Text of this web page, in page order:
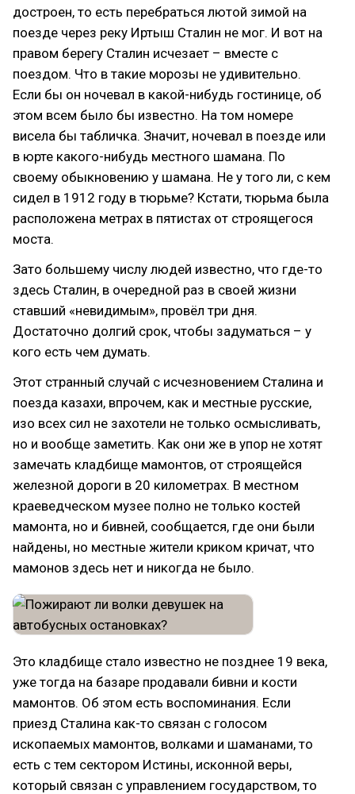
достроен, то есть перебраться лютой зимой на
поезде через реку Иртыш Сталин не мог. И вот на
правом берегу Сталин исчезает – вместе с
поездом. Что в такие морозы не удивительно.
Если бы он ночевал в какой-нибудь гостинице, об
этом всем было бы известно. На том номере
висела бы табличка. Значит, ночевал в поезде или
в юрте какого-нибудь местного шамана. По
своему обыкновению у шамана. Не у того ли, с кем
сидел в 1912 году в тюрьме? Кстати, тюрьма была
расположена метрах в пятистах от строящегося
моста.
Зато большему числу людей известно, что где-то
здесь Сталин, в очередной раз в своей жизни
ставший «невидимым», провёл три дня.
Достаточно долгий срок, чтобы задуматься – у
кого есть чем думать.
Этот странный случай с исчезновением Сталина и
поезда казахи, впрочем, как и местные русские,
изо всех сил не захотели не только осмысливать,
но и вообще заметить. Как они же в упор не хотят
замечать кладбище мамонтов, от строящейся
железной дороги в 20 километрах. В местном
краеведческом музее полно не только костей
мамонта, но и бивней, сообщается, где они были
найдены, но местные жители криком кричат, что
мамонов здесь нет и никогда не было.
Это кладбище стало известно не позднее 19 века,
уже тогда на базаре продавали бивни и кости
мамонтов. Об этом есть воспоминания. Если
приезд Сталина как-то связан с голосом
ископаемых мамонтов, волками и шаманами, то
есть с тем сектором Истины, исконной веры,
который связан с управлением государством, то